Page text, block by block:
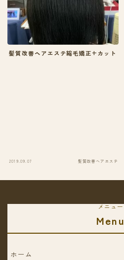
髪質改善ヘアエステ縮毛矯正+カット
2019.09.07 髪質改善ヘアエステ
メニュー
Menu
ホーム